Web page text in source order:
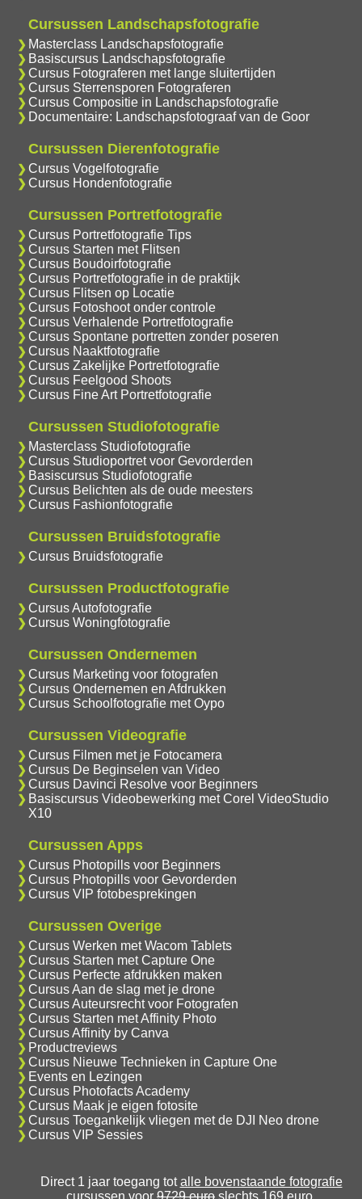
Cursussen Landschapsfotografie
Masterclass Landschapsfotografie
Basiscursus Landschapsfotografie
Cursus Fotograferen met lange sluitertijden
Cursus Sterrensporen Fotograferen
Cursus Compositie in Landschapsfotografie
Documentaire: Landschapsfotograaf van de Goor
Cursussen Dierenfotografie
Cursus Vogelfotografie
Cursus Hondenfotografie
Cursussen Portretfotografie
Cursus Portretfotografie Tips
Cursus Starten met Flitsen
Cursus Boudoirfotografie
Cursus Portretfotografie in de praktijk
Cursus Flitsen op Locatie
Cursus Fotoshoot onder controle
Cursus Verhalende Portretfotografie
Cursus Spontane portretten zonder poseren
Cursus Naaktfotografie
Cursus Zakelijke Portretfotografie
Cursus Feelgood Shoots
Cursus Fine Art Portretfotografie
Cursussen Studiofotografie
Masterclass Studiofotografie
Cursus Studioportret voor Gevorderden
Basiscursus Studiofotografie
Cursus Belichten als de oude meesters
Cursus Fashionfotografie
Cursussen Bruidsfotografie
Cursus Bruidsfotografie
Cursussen Productfotografie
Cursus Autofotografie
Cursus Woningfotografie
Cursussen Ondernemen
Cursus Marketing voor fotografen
Cursus Ondernemen en Afdrukken
Cursus Schoolfotografie met Oypo
Cursussen Videografie
Cursus Filmen met je Fotocamera
Cursus De Beginselen van Video
Cursus Davinci Resolve voor Beginners
Basiscursus Videobewerking met Corel VideoStudio
X10
Cursussen Apps
Cursus Photopills voor Beginners
Cursus Photopills voor Gevorderden
Cursus VIP fotobesprekingen
Cursussen Overige
Cursus Werken met Wacom Tablets
Cursus Starten met Capture One
Cursus Perfecte afdrukken maken
Cursus Aan de slag met je drone
Cursus Auteursrecht voor Fotografen
Cursus Starten met Affinity Photo
Cursus Affinity by Canva
Productreviews
Cursus Nieuwe Technieken in Capture One
Events en Lezingen
Cursus Photofacts Academy
Cursus Maak je eigen fotosite
Cursus Toegankelijk vliegen met de DJI Neo drone
Cursus VIP Sessies
Direct 1 jaar toegang totalle bovenstaande fotografie
cursussen voor 9729 euro slechts 169 euro.